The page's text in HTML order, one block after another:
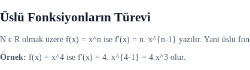
Üslü Fonksiyonların Türevi
N ϵ R olmak üzere f(x) = x^n ise f'(x) = n. x^{n-1} yazılır. Yani üslü
Örnek: f(x) = x^4 ise f'(x) = 4. x^{4-1} = 4.x^3 olur.